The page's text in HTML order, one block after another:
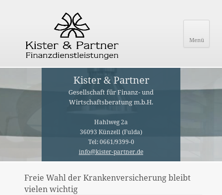
Menü
Kister & Partner
Gesellschaft für Finanz- und
Wirtschaftsberatung m.b.H.
Hahlweg 2a
36093 Künzell (Fulda)
Tel: 0661/9399-0
info@kister-partner.de
Freie Wahl der Krankenversicherung bleibt
vielen wichtig